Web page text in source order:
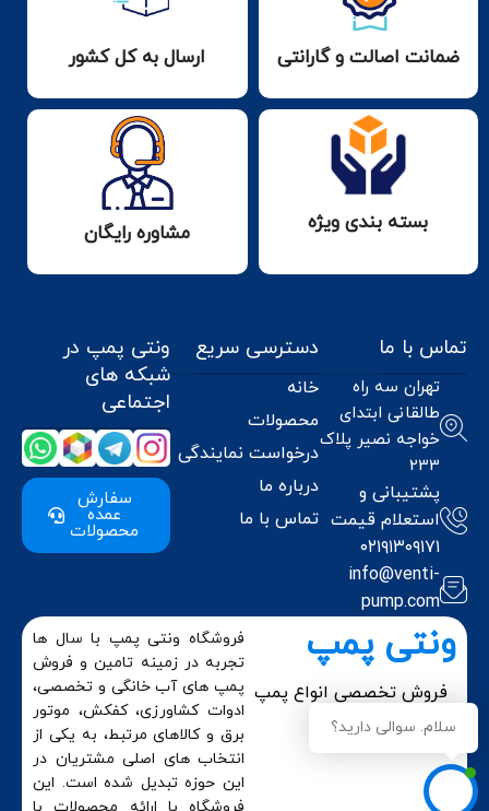
ضمانت اصالت و گارانتی ارسال به کل کشور
بسته بندی ویژه مشاوره رایگان
تماس با ما
تهران سه راه
طالقانی ابتدای
خواجه نصیر پلاک
233
پشتیبانی و
استعلام قیمت
۰۲۱۹۱۳۰۹۱۷۱
info@venti-
pump.com
دسترسی سریع
خانه
محصولات
درخواست نمایندگی
درباره ما
تماس با ما
ونتی پمپ در
شبکه های
اجتماعی
سفارش
عمده
محصولات
ونتی پمپ
فروش تخصصی انواع پمپ
در ایران
فروشگاه ونتی پمپ با سال ها
تجربه در زمینه تامین و فروش
پمپ های آب خانگی و تخصصی،
ادوات کشاورزی، کفکش، موتور
برق و کالاهای مرتبط، به یکی از
انتخاب های اصلی مشتریان در
این حوزه تبدیل شده است. این
سلام. سوالی دارید؟